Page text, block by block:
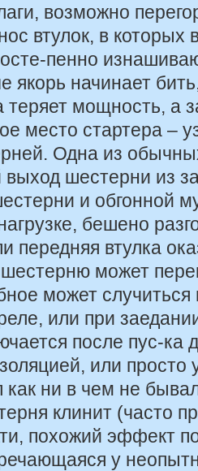
возможно
втулок, в которых
пенно
якорь начинает
теряет мощность, а
место стартера –
Одна из
шестерни из
и обгонной
бешено
передняя втулка
может
может случиться
или при
после пус-
или просто
как ни в чем не
клинит (часто
похожий эффект
у